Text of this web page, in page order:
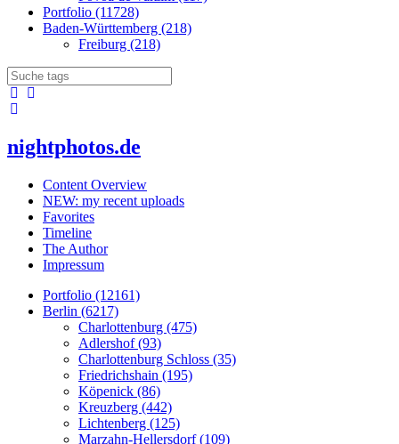
Portfolio (11728)
Baden-Württemberg (218)
Freiburg (218)
nightphotos.de
Content Overview
NEW: my recent uploads
Favorites
Timeline
The Author
Impressum
Portfolio (12161)
Berlin (6217)
Charlottenburg (475)
Adlershof (93)
Charlottenburg Schloss (35)
Friedrichshain (195)
Köpenick (86)
Kreuzberg (442)
Lichtenberg (125)
Marzahn-Hellersdorf (109)